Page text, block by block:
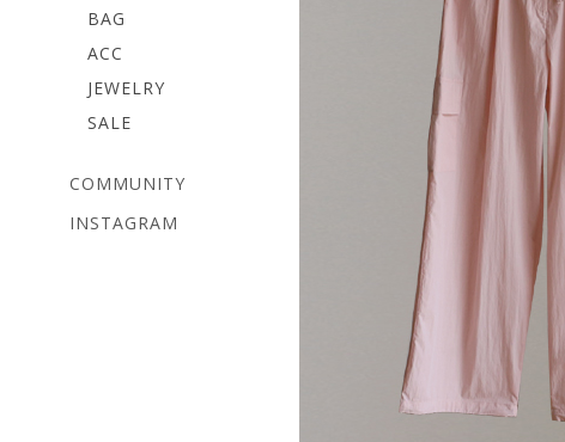
BAG
ACC
JEWELRY
SALE
COMMUNITY
INSTAGRAM